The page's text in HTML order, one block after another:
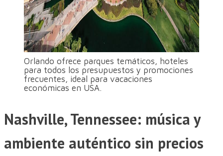
Orlando ofrece parques temáticos, hoteles
para todos los presupuestos y promociones
frecuentes, ideal para vacaciones
económicas en USA.
Nashville, Tennessee: música y
ambiente auténtico sin precios